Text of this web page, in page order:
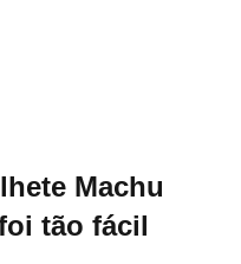
Machu
tão fácil